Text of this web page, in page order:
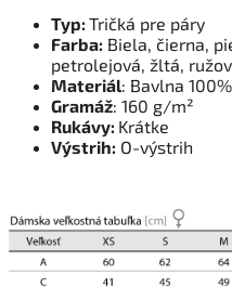
Typ: Tričká pre páry
Farba: Biela, čierna,
petrolejová, žltá,
Materiál: Bavlna 100%
Gramáž: 160 g/m²
Rukávy: Krátke
Výstrih: O-výstrih